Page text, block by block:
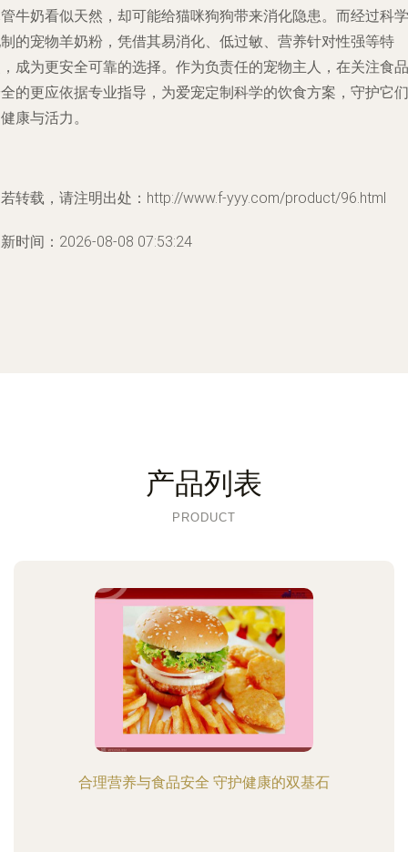
牛奶看似天然，却可能给猫咪狗狗带来消化隐患。而经过科学
的宠物羊奶粉，凭借其易消化、低过敏、营养针对性强等特
成为更安全可靠的选择。作为负责任的宠物主人，在关注食品
的更应依据专业指导，为爱宠定制科学的饮食方案，守护它们
康与活力。
转载，请注明出处：http://www.f-yyy.com/product/96.html
时间：2026-08-08 07:53:24
产品列表
PRODUCT
合理营养与食品安全 守护健康的双基石